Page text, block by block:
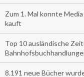
Zum 1. Mal konnte
kauft
Top 10 ausländische
8.191 neue Bücher